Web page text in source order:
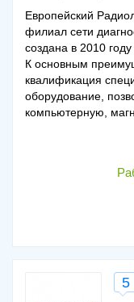
Европейский
филиал сети
создана в 2010
К основным
квалификация
оборудование,
компьютерную,
5